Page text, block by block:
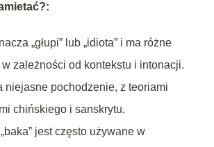
„głupi” lub „idiota” i ma różne
w zależności od kontekstu i intonacji.
niejasne pochodzenie, z teoriami
chińskiego i sanskrytu.
jest często używane w